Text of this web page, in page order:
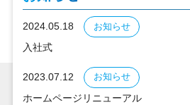
2024.05.18 お知らせ
入社式
2023.07.12 お知らせ
ホームページリニューアル